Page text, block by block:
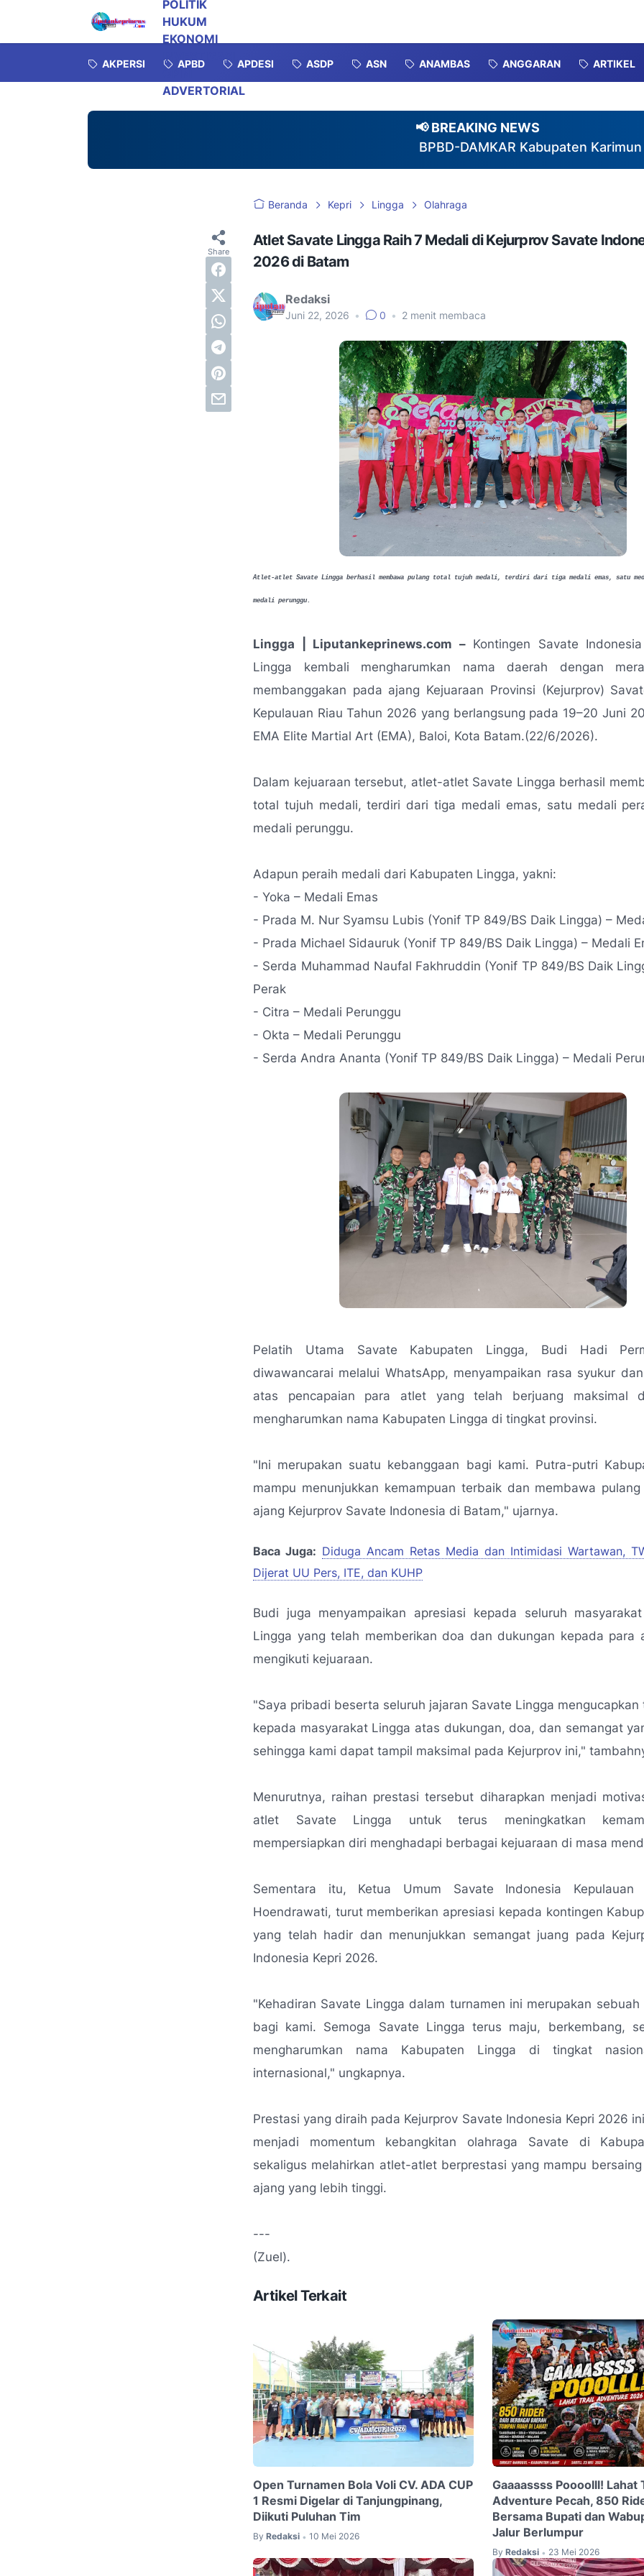
POLITIK
HUKUM
EKONOMI
INVESTIGASI
OPINI
ADVERTORIAL
AKPERSI APBD APDESI ASDP ASN ANAMBAS ANGGARAN ARTIKEL
📢 BREAKING NEWS
BPBD-DAMKAR Kabupaten Karimun Gagas
Beranda Kepri Lingga Olahraga
Atlet Savate Lingga Raih 7 Medali di Kejurprov Savate
2026 di Batam
Redaksi
Juni 22, 2026 • 0 • 2 menit membaca
Atlet-atlet Savate Lingga berhasil membawa pulang total tujuh medali, terdiri dari tiga medali emas, satu
medali perunggu.
Lingga | Liputankeprinews.com –Kontingen Savate
Lingga kembali mengharumkan nama daerah dengan
membanggakan pada ajang Kejuaraan Provinsi (Kejurprov)
Kepulauan Riau Tahun 2026 yang berlangsung pada 19–20 Juni
EMA Elite Martial Art (EMA), Baloi, Kota Batam.(22/6/2026).
Dalam kejuaraan tersebut, atlet-atlet Savate Lingga berhasil
total tujuh medali, terdiri dari tiga medali emas, satu medali
medali perunggu.
Adapun peraih medali dari Kabupaten Lingga, yakni:
- Yoka – Medali Emas
- Prada M. Nur Syamsu Lubis (Yonif TP 849/BS Daik Lingga) –
- Prada Michael Sidauruk (Yonif TP 849/BS Daik Lingga) – Medali
- Serda Muhammad Naufal Fakhruddin (Yonif TP 849/BS Daik
Perak
- Citra – Medali Perunggu
- Okta – Medali Perunggu
- Serda Andra Ananta (Yonif TP 849/BS Daik Lingga) – Medali
Pelatih Utama Savate Kabupaten Lingga, Budi Hadi
diwawancarai melalui WhatsApp, menyampaikan rasa syukur
atas pencapaian para atlet yang telah berjuang maksimal
mengharumkan nama Kabupaten Lingga di tingkat provinsi.
"Ini merupakan suatu kebanggaan bagi kami. Putra-putri
mampu menunjukkan kemampuan terbaik dan membawa
ajang Kejurprov Savate Indonesia di Batam," ujarnya.
Baca Juga: Diduga Ancam Retas Media dan Intimidasi Wartawan,
Dijerat UU Pers, ITE, dan KUHP
Budi juga menyampaikan apresiasi kepada seluruh
Lingga yang telah memberikan doa dan dukungan kepada para
mengikuti kejuaraan.
"Saya pribadi beserta seluruh jajaran Savate Lingga mengucapkan
kepada masyarakat Lingga atas dukungan, doa, dan semangat
sehingga kami dapat tampil maksimal pada Kejurprov ini,"
Menurutnya, raihan prestasi tersebut diharapkan menjadi
atlet Savate Lingga untuk terus meningkatkan
mempersiapkan diri menghadapi berbagai kejuaraan di masa
Sementara itu, Ketua Umum Savate Indonesia Kepulauan
Hoendrawati, turut memberikan apresiasi kepada kontingen
yang telah hadir dan menunjukkan semangat juang pada
Indonesia Kepri 2026.
"Kehadiran Savate Lingga dalam turnamen ini merupakan sebuah
bagi kami. Semoga Savate Lingga terus maju, berkembang,
mengharumkan nama Kabupaten Lingga di tingkat
internasional," ungkapnya.
Prestasi yang diraih pada Kejurprov Savate Indonesia Kepri 2026
menjadi momentum kebangkitan olahraga Savate di
sekaligus melahirkan atlet-atlet berprestasi yang mampu
ajang yang lebih tinggi.
---
(Zuel).
Artikel Terkait
Open Turnamen Bola Voli CV. ADA CUP
1 Resmi Digelar di Tanjungpinang,
Diikuti Puluhan Tim
By Redaksi • 10 Mei 2026
Gaaaassss Poooolll! Lahat
Adventure Pecah, 850
Bersama Bupati dan
Jalur Berlumpur
By Redaksi • 23 Mei 2026